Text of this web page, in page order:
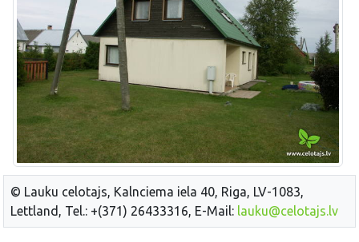
© Lauku celotajs, Kalnciema iela 40, Riga, LV-1083,
Lettland, Tel.: +(371) 26433316, E-Mail: lauku@celotajs.lv